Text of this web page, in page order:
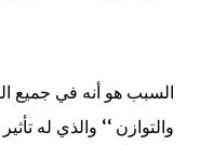
السبب هو أنه في جميع
والتوازن ‘‘ والذي له